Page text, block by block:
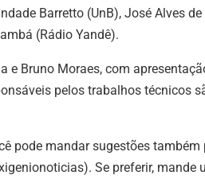
Barretto (UnB), José Alves de
(Rádio Yandê).
e Bruno Moraes, com
pelos trabalhos técnicos
pode mandar sugestões também
Se preferir, mande